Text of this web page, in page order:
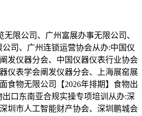
限公司、广州富展办事无限公司、
司、广州连锁运营协会从办:中国仪
发仪器分会、中国仪器仪表行业协会
仪表学会阐发仪器分会、上海展窑展
食物无限公司【2026年排期】食物出
口东南亚合规实操专项培训从办:深
圳市人工智能财产协会、深圳鹏城会